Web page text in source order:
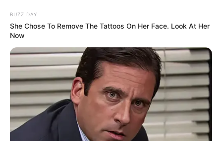
BUZZ DAY
She Chose To Remove The Tattoos On Her Face. Look At Her
Now